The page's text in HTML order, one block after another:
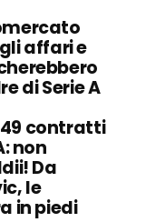
affari e
di Serie A
contratti
non
Da
le
in piedi